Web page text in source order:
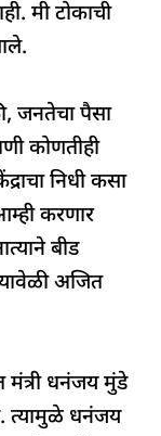
मी टोकाची
जनतेचा पैसा
कोणतीही
निधी कसा
करणार
बीड
अजित
मंत्री धनंजय मुंडे
त्यामुळे धनंजय